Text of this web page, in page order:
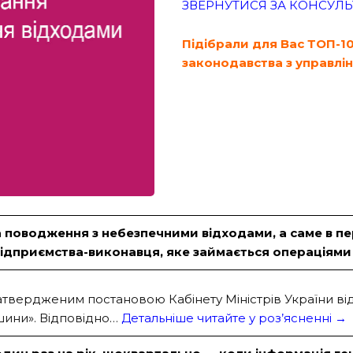
ЗВЕРНУТИСЯ ЗА
Підібрали для Вас ТОП-
законодавства з
з небезпечними відходами, а саме в
виконавця, яке займається
постановою Кабінету Міністрів України
Відповідно… Детальніше читайте у роз’ясненні →